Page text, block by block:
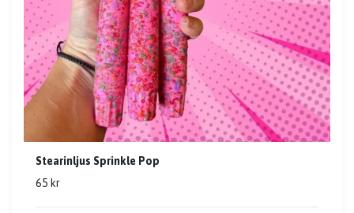
Stearinljus Sprinkle Pop
65 kr